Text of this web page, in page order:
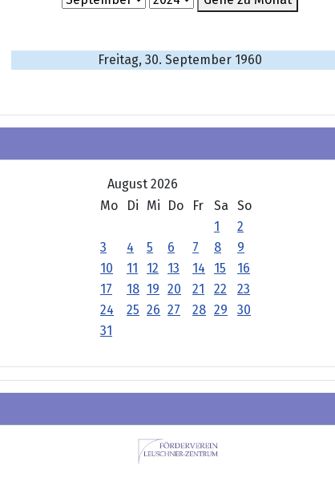
Freitag, 30. September 1960
August 2026
Mo
Di Mi Do Fr Sa
So
1
2
3
4 5 6 7 8
9
10
11 12 13 14 15
16
17
18 19 20 21 22
23
24
25 26 27 28 29
30
31